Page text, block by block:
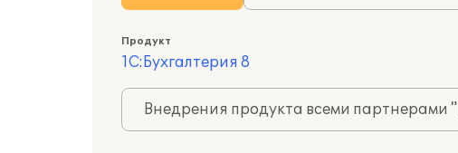
Продукт
1С:Бухгалтерия 8
Внедрения продукта всеми партнерами